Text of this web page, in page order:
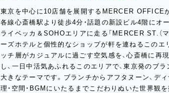
東京を中心に10店舗を展開するMERCER OFFICE
各線心斎橋駅より徒歩4分・話題の新設ビル4階にオ
ライベッカ＆SOHOエリアに走る「MERCER ST.（
ーズホテルと個性的なショップが軒を連ねるこのエ
ッチ層がカジュアルに過ごす空気感を、心斎橋に再
し、一日中活気あふれるこのエリアで、東京発のブ
大きなテーマです。ブランチからアフタヌーン、デ
理・空間・BGMにいたるまでこだわりぬいた世界観を